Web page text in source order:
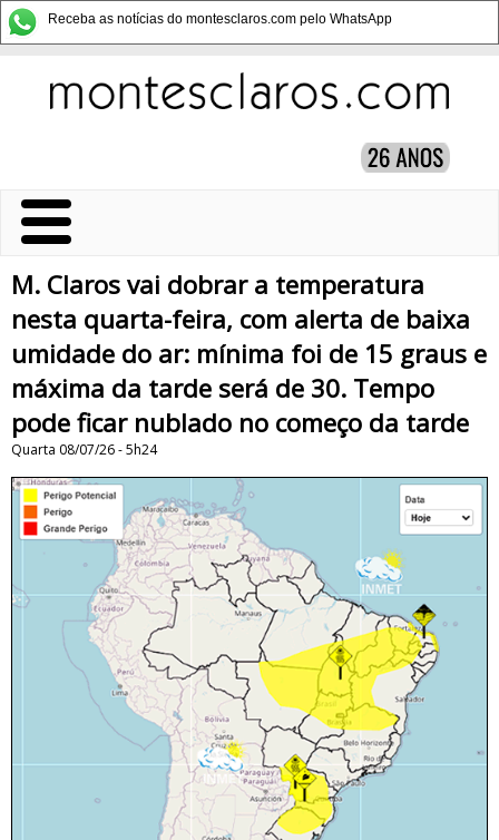
Receba as notícias do montesclaros.com pelo WhatsApp
M. Claros vai dobrar a temperatura
nesta quarta-feira, com alerta de baixa
umidade do ar: mínima foi de 15 graus e
máxima da tarde será de 30. Tempo
pode ficar nublado no começo da tarde
Quarta 08/07/26 - 5h24